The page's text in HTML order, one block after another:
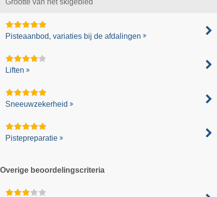
Grootte van het skigebied
Pisteaanbod, variaties bij de afdalingen
Liften
Sneeuwzekerheid
Pistepreparatie
Overige beoordelingscriteria